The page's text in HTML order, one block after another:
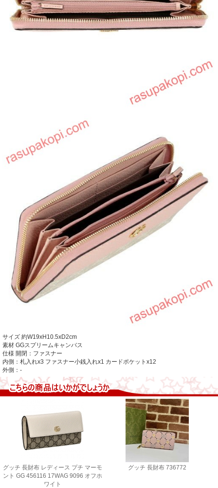
サイズ 約W19xH10.5xD2cm
素材 GGスプリームキャンバス
仕様 開閉：ファスナー
内側：札入れx3 ファスナー小銭入れx1 カードポケットx12
外側：-
グッチ 長財布 レディース プチ マーモ
ント GG 456116 17WAG 9096 オフホ
ワイト
グッチ 長財布 736772